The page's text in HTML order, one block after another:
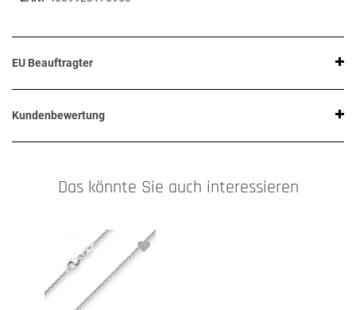
EU Beauftragter
Kundenbewertung
Das könnte Sie auch interessieren